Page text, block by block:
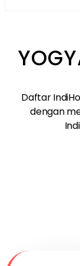
Daftar
dengan